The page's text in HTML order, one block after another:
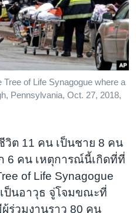
of Life Synagogue where a
Pennsylvania, Oct. 27, 2018,
วิต 11 คน เป็นชาย 8 คน
6 คน เหตุการณ์นี้เกิดที่ที่
of Life Synagogue
ป็นอาวุธ จู่โจมขณะที่
ร่วมงานราว 80 คน